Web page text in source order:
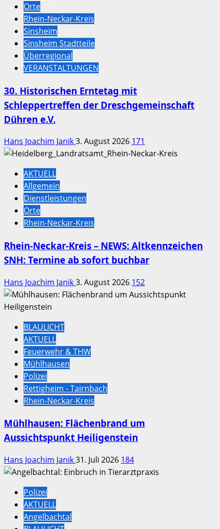
Orte
Rhein-Neckar-Kreis
Sinsheim
Sinsheim Stadtteile
Überregional
VERANSTALTUNGEN
30. Historischen Erntetag mit
Schleppertreffen der Dreschgemeinschaft
Dühren e.V.
Hans Joachim Janik3. August 2026 171
AKTUELL
Allgemein
Dienstleistungen
Orte
Rhein-Neckar-Kreis
Rhein-Neckar-Kreis – NEWS: Altkennzeichen
SNH: Termine ab sofort buchbar
Hans Joachim Janik3. August 2026 152
BLAULICHT
AKTUELL
Feuerwehr & THW
Mühlhausen
Polizei
Rettigheim - Tairnbach
Rhein-Neckar-Kreis
Mühlhausen: Flächenbrand um
Aussichtspunkt Heiligenstein
Hans Joachim Janik31. Juli 2026 184
Polizei
AKTUELL
Angelbachtal